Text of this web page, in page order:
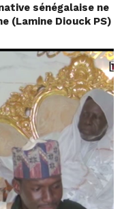
sénégalaise ne
(Lamine Diouck PS)